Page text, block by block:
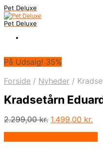
Pet Deluxe
Pet Deluxe
På Udsalg! 35%
Forside / Nyheder /
Kradsetårn
2.299,00kr. Den
1.499,00 kr.